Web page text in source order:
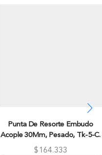
Punta De Resorte Embudo
Acople 30Mm, Pesado, Tk-5-C.
$ 164.333